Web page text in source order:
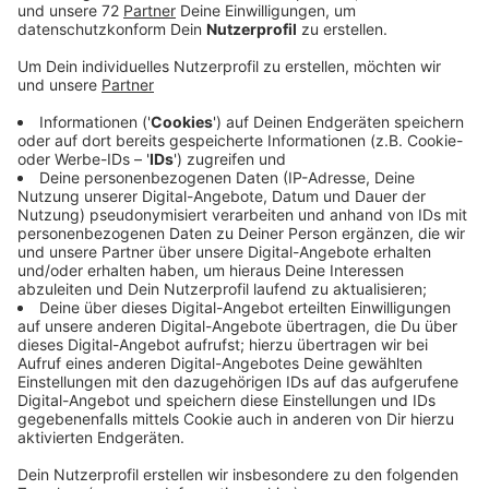
Die Forstwirtschaft trifft dieses trockene Wetter
jetzt besonders hart, da durch den Winter zu wenig
Wasser im Boden ist. Dadurch fangen die Bäume sehr
stark an zu leiden, sagt Thomas Rövekamp, der
Förster im Dülmener Wildpark. Deshalb strukturiert er
aktuell den Wald um. Er pflanzt merh Mischholz das
klimaresistenter ist. Bäume wie Weißtannen und
Buchen seien klima-resistenter als beispielsweise
Fichten und Lerchen. Deshalb pflanzen Förster sie
immer häufiger in ihren Wäldern. Außerdem wäre
aktuell seichter Regen an mehreren Tagen
hintereinander hilfreich - damit das Wasser auch
wieder in die unteren Schichten des Bodens gelangt.
Beachten Sie bei dem trockenen Wetter bitte:
Schmeißen Sie keine Zigarettenstummel aus dem